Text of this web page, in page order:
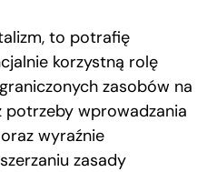
to potrafię
korzystną rolę
zasobów na
potrzeby wprowadzania
wyraźnie
zasady